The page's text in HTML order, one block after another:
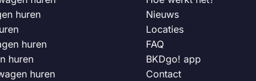
huren
huren
huren
huren
Nieuws
Locaties
FAQ
BKDgo! app
Contact